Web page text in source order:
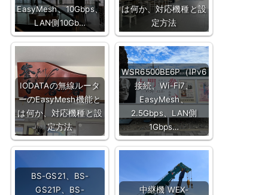
EasyMesh、10Gbps、
LAN側10Gb…
は何か、対応機種と設
定方法
IODATAの無線ルータ
ーのEasyMesh機能と
は何か、対応機種と設
定方法
WSR6500BE6P（IPv6
接続、Wi-Fi7、
EasyMesh、
2.5Gbps、LAN側
1Gbps…
BS-GS21、BS-
GS21P、BS-
中継機 WEX-